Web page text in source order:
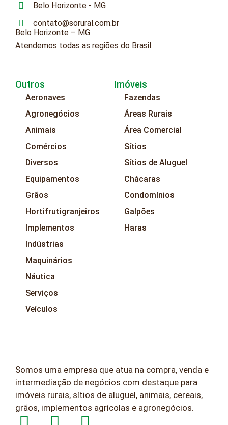
Somos uma empresa que atua na compra, venda e
intermediação de negócios com destaque para
imóveis rurais, sítios de aluguel, animais, cereais,
grãos, implementos agrícolas e agronegócios.
Imóveis
Fazendas
Áreas Rurais
Área Comercial
Sítios
Sítios de Aluguel
Chácaras
Condomínios
Galpões
Haras
Outros
Aeronaves
Agronegócios
Animais
Comércios
Diversos
Equipamentos
Grãos
Hortifrutigranjeiros
Implementos
Indústrias
Maquinários
Náutica
Serviços
Veículos
Belo Horizonte - MG
contato@sorural.com.br
Belo Horizonte – MG
Atendemos todas as regiões do Brasil.